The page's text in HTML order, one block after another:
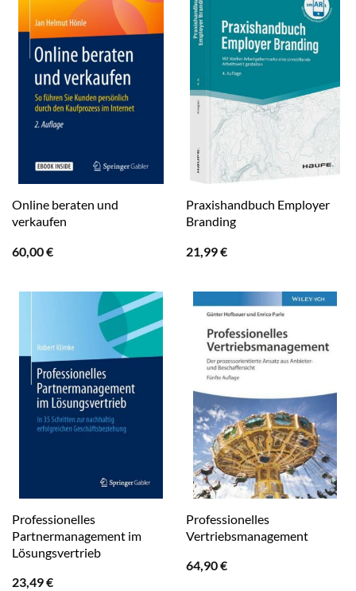
Online beraten und
verkaufen
60,00€
Praxishandbuch Employer
Branding
21,99€
Professionelles
Partnermanagement im
Lösungsvertrieb
23,49€
Professionelles
Vertriebsmanagement
64,90€